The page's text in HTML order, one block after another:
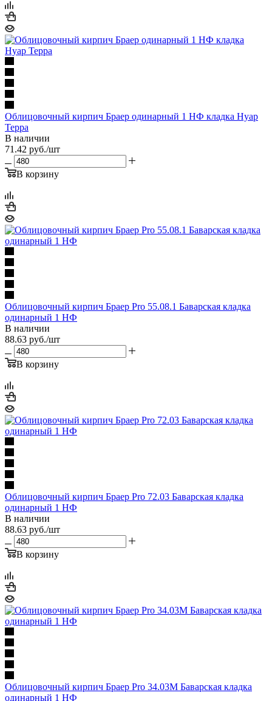
Облицовочный кирпич Браер одинарный 1 НФ кладка Нуар
Терра
В наличии
71.42 руб./шт
В корзину
Облицовочный кирпич Браер Pro 55.08.1 Баварская кладка
одинарный 1 НФ
В наличии
88.63 руб./шт
В корзину
Облицовочный кирпич Браер Pro 72.03 Баварская кладка
одинарный 1 НФ
В наличии
88.63 руб./шт
В корзину
Облицовочный кирпич Браер Pro 34.03M Баварская кладка
одинарный 1 НФ